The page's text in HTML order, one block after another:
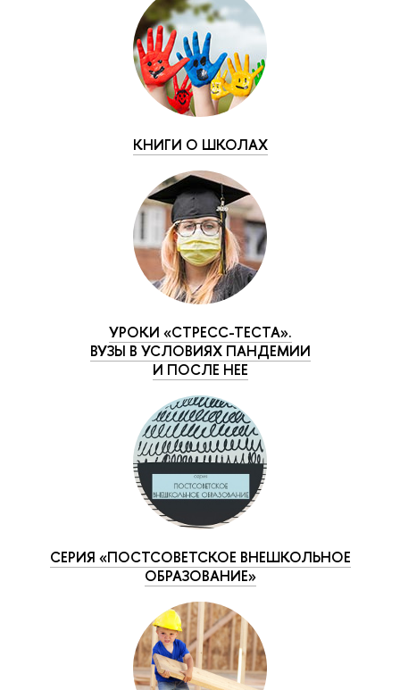
КНИГИ О ШКОЛАХ
УРОКИ «СТРЕСС-ТЕСТА».
ВУЗЫ В УСЛОВИЯХ ПАНДЕМИИ
И ПОСЛЕ НЕЕ
СЕРИЯ «ПОСТСОВЕТСКОЕ ВНЕШКОЛЬНОЕ
ОБРАЗОВАНИЕ»